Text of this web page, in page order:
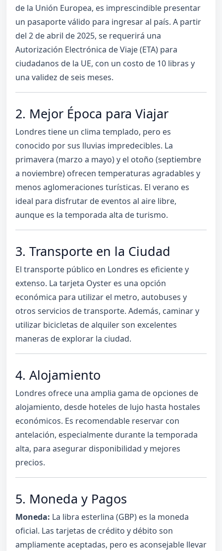
de la Unión Europea, es imprescindible presentar
un pasaporte válido para ingresar al país. A partir
del 2 de abril de 2025, se requerirá una
Autorización Electrónica de Viaje (ETA) para
ciudadanos de la UE, con un costo de 10 libras y
una validez de seis meses.
2. Mejor Época para Viajar
Londres tiene un clima templado, pero es
conocido por sus lluvias impredecibles. La
primavera (marzo a mayo) y el otoño (septiembre
a noviembre) ofrecen temperaturas agradables y
menos aglomeraciones turísticas. El verano es
ideal para disfrutar de eventos al aire libre,
aunque es la temporada alta de turismo.
3. Transporte en la Ciudad
El transporte público en Londres es eficiente y
extenso. La tarjeta Oyster es una opción
económica para utilizar el metro, autobuses y
otros servicios de transporte. Además, caminar y
utilizar bicicletas de alquiler son excelentes
maneras de explorar la ciudad.
4. Alojamiento
Londres ofrece una amplia gama de opciones de
alojamiento, desde hoteles de lujo hasta hostales
económicos. Es recomendable reservar con
antelación, especialmente durante la temporada
alta, para asegurar disponibilidad y mejores
precios.
5. Moneda y Pagos
Moneda: La libra esterlina (GBP) es la moneda
oficial. Las tarjetas de crédito y débito son
ampliamente aceptadas, pero es aconsejable llevar